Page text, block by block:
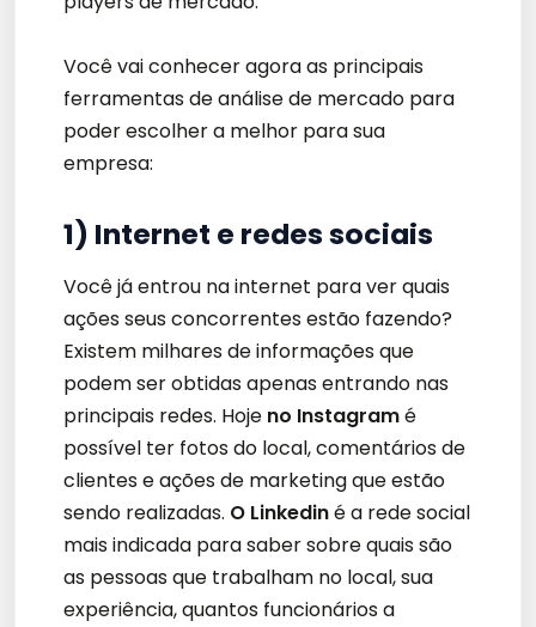
Você vai conhecer agora as principais
ferramentas de análise de mercado para
poder escolher a melhor para sua
empresa:
1) Internet e redes sociais
Você já entrou na internet para ver quais
ações seus concorrentes estão fazendo?
Existem milhares de informações que
podem ser obtidas apenas entrando nas
principais redes. Hoje no Instagramé
possível ter fotos do local, comentários de
clientes e ações de marketing que estão
sendo realizadas. O Linkediné a rede social
mais indicada para saber sobre quais são
as pessoas que trabalham no local, sua
experiência, quantos funcionários a